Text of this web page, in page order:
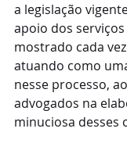
a legislação
apoio dos
mostrado cada
atuando como
nesse processo,
advogados na
minuciosa desses